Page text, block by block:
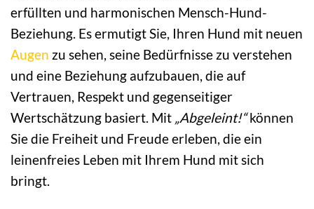
erfüllten und harmonischen Mensch-Hund-
Beziehung. Es ermutigt Sie, Ihren Hund mit neuen
Augen zu sehen, seine Bedürfnisse zu verstehen
und eine Beziehung aufzubauen, die auf
Vertrauen, Respekt und gegenseitiger
Wertschätzung basiert. Mit „Abgeleint!“können
Sie die Freiheit und Freude erleben, die ein
leinenfreies Leben mit Ihrem Hund mit sich
bringt.